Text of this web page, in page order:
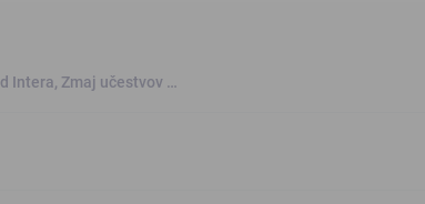
Intera, Zmaj učestvov …